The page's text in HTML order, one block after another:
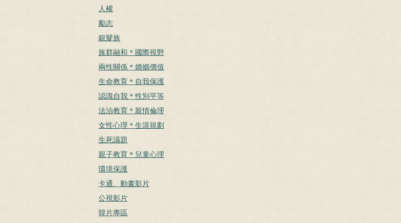
人權
勵志
銀髮族
族群融和＊國際視野
兩性關係＊婚姻價值
生命教育＊自我保護
認識自我＊性別平等
法治教育＊親情倫理
女性心理＊生涯規劃
生死議題
親子教育＊兒童心理
環境保護
卡通、動畫影片
公視影片
韓片專區